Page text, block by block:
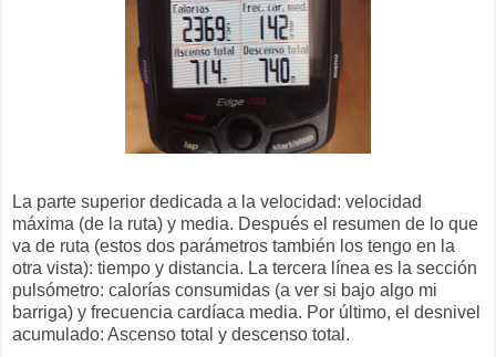
La parte superior dedicada a la velocidad: velocidad
máxima (de la ruta) y media. Después el resumen de lo que
va de ruta (estos dos parámetros también los tengo en la
otra vista): tiempo y distancia. La tercera línea es la sección
pulsómetro: calorías consumidas (a ver si bajo algo mi
barriga) y frecuencia cardíaca media. Por último, el desnivel
acumulado: Ascenso total y descenso total.